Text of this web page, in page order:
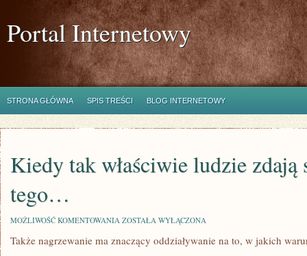
Portal Internetowy
STRONA GŁÓWNA SPIS TREŚCI BLOG INTERNETOWY
Kiedy tak właściwie ludzie zdają
tego…
MOŻLIWOŚĆ KOMENTOWANIA KIEDY
WŁAŚCIWIE
LUDZIE
ZOSTAŁA WYŁĄCZONA
Także nagrzewanie ma znaczący oddziaływanie na to, w jakich